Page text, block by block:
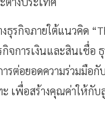
ธุรกิจภายใต้แนวคิด
จการเงินและสินเชื่อ
ต่อยอดความร่วมมือ
เพื่อสร้างคุณค่าให้กั